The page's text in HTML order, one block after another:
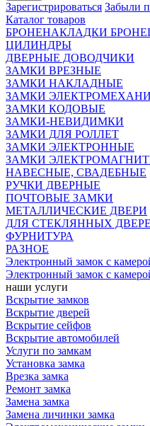
Зарегистрироваться Забыли
Каталог товаров
БРОНЕНАКЛАДКИ
ЦИЛИНДРЫ
ДВЕРНЫЕ ДОВОДЧИКИ
ЗАМКИ ВРЕЗНЫЕ
ЗАМКИ НАКЛАДНЫЕ
ЗАМКИ
ЗАМКИ КОДОВЫЕ
ЗАМКИ-НЕВИДИМКИ
ЗАМКИ ДЛЯ РОЛЛЕТ
ЗАМКИ ЭЛЕКТРОННЫЕ
ЗАМКИ
НАВЕСНЫЕ, СВАДЕБНЫЕ
РУЧКИ ДВЕРНЫЕ
ПОЧТОВЫЕ ЗАМКИ
МЕТАЛЛИЧЕСКИЕ ДВЕРИ
ДЛЯ СТЕКЛЯННЫХ
ФУРНИТУРА
РАЗНОЕ
Электронный замок с
Электронный замок с
наши услуги
Вскрытие замков
Вскрытие дверей
Вскрытие сейфов
Вскрытие автомобилей
Услуги по замкам
Установка замка
Врезка замка
Ремонт замка
Замена замка
Замена личинки замка